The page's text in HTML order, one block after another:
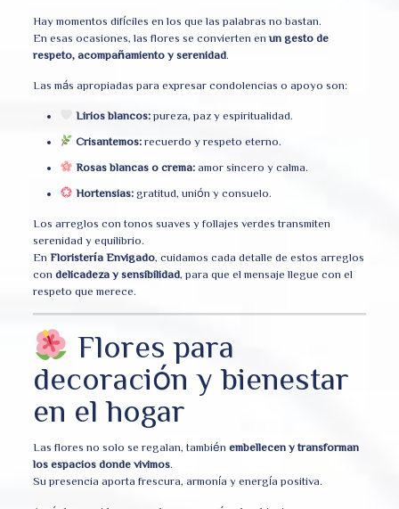
Hay momentos difíciles en los que las palabras no bastan.
En esas ocasiones, las flores se convierten enun gesto de
respeto, acompañamiento y serenidad.
Las más apropiadas para expresar condolencias o apoyo son:
Lirios blancos:pureza, paz y espiritualidad.
Crisantemos:recuerdo y respeto eterno.
Rosas blancas o crema:amor sincero y calma.
Hortensias:gratitud, unión y consuelo.
Los arreglos con tonos suaves y follajes verdes transmiten
serenidad y equilibrio.
En Floristería Envigado, cuidamos cada detalle de estos arreglos
con delicadeza y sensibilidad, para que el mensaje llegue con el
respeto que merece.
Flores para
decoración y bienestar
en el hogar
Las flores no solo se regalan, también embellecen y transforman
los espacios donde vivimos.
Su presencia aporta frescura, armonía y energía positiva.